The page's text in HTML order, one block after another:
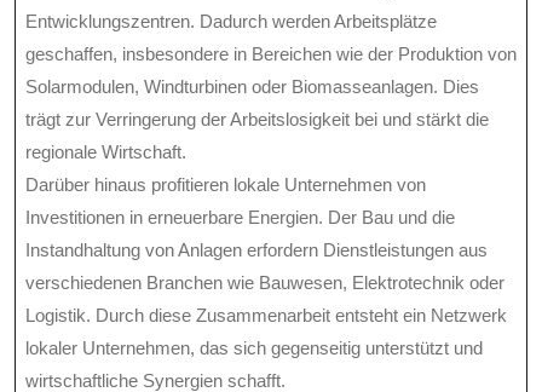
Entwicklungszentren. Dadurch werden Arbeitsplätze
geschaffen, insbesondere in Bereichen wie der Produktion von
Solarmodulen, Windturbinen oder Biomasseanlagen. Dies
trägt zur Verringerung der Arbeitslosigkeit bei und stärkt die
regionale Wirtschaft.
Darüber hinaus profitieren lokale Unternehmen von
Investitionen in erneuerbare Energien. Der Bau und die
Instandhaltung von Anlagen erfordern Dienstleistungen aus
verschiedenen Branchen wie Bauwesen, Elektrotechnik oder
Logistik. Durch diese Zusammenarbeit entsteht ein Netzwerk
lokaler Unternehmen, das sich gegenseitig unterstützt und
wirtschaftliche Synergien schafft.